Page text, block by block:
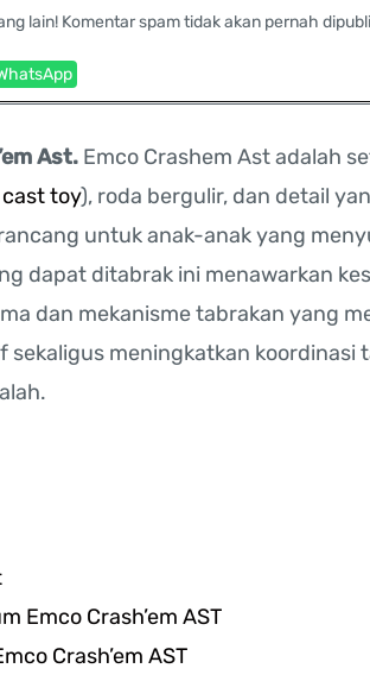
lain! Komentar spam tidak akan pernah
Ast. Emco Crashem Ast adalah
cast toy), roda bergulir, dan detail
untuk anak-anak yang
dapat ditabrak ini menawarkan
dan mekanisme tabrakan yang
meningkatkan koordinasi
Emco Crash’em AST
Crash’em AST